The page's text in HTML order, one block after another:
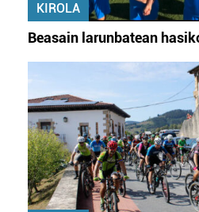
KIROLA
Beasain larunbatean